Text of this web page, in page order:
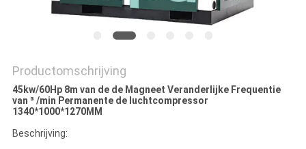
Productomschrijving
45kw/60Hp 8m van de de Magneet Veranderlijke Frequentie
van ³ /min Permanente de luchtcompressor
1340*1000*1270MM
Beschrijving: